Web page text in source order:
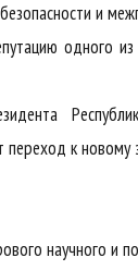
и
одного
к
научного и